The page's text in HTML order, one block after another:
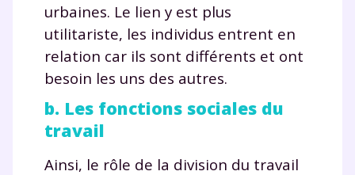
urbaines. Le lien y est plus
utilitariste, les individus entrent en
relation car ils sont différents et ont
besoin les uns des autres.
b. Les fonctions sociales du
travail
Ainsi, le rôle de la division du travail